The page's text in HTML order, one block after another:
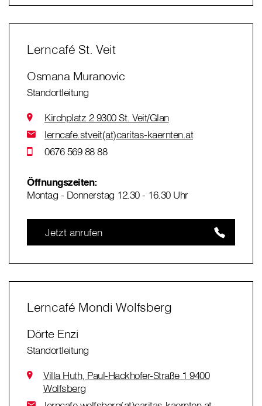
Lerncafé St. Veit
Osmana Muranovic
Standortleitung
Kirchplatz 2 9300 St. Veit/Glan
lerncafe.stveit(at)caritas-kaernten.at
0676 569 88 88
Öffnungszeiten:
Montag - Donnerstag 12.30 - 16.30 Uhr
Jetzt anrufen
Lerncafé Mondi Wolfsberg
Dörte Enzi
Standortleitung
Villa Huth, Paul-Hackhofer-Straße 1 9400
Wolfsberg